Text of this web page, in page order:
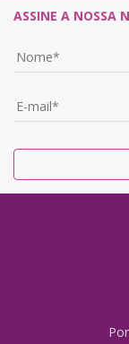
ASSINE A NOSSA